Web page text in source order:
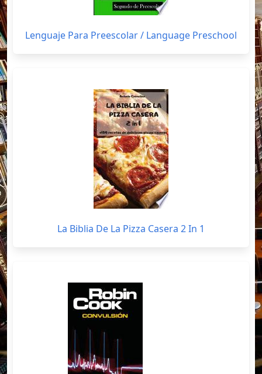
Lenguaje Para Preescolar / Language Preschool
La Biblia De La Pizza Casera 2 In 1